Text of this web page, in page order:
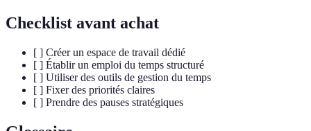
Checklist avant achat
[ ] Créer un espace de travail dédié
[ ] Établir un emploi du temps structuré
[ ] Utiliser des outils de gestion du temps
[ ] Fixer des priorités claires
[ ] Prendre des pauses stratégiques